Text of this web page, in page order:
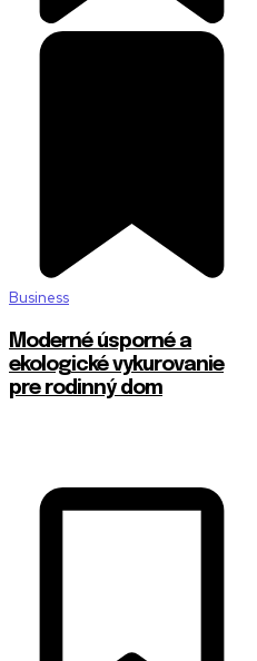
Business
Moderné úsporné a
ekologické vykurovanie
pre rodinný dom